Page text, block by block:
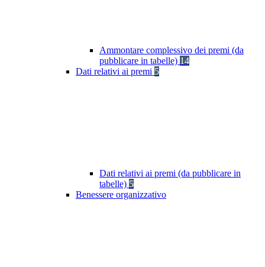
Ammontare complessivo dei premi (da
pubblicare in tabelle) 14
Dati relativi ai premi 5
Dati relativi ai premi (da pubblicare in
tabelle) 5
Benessere organizzativo